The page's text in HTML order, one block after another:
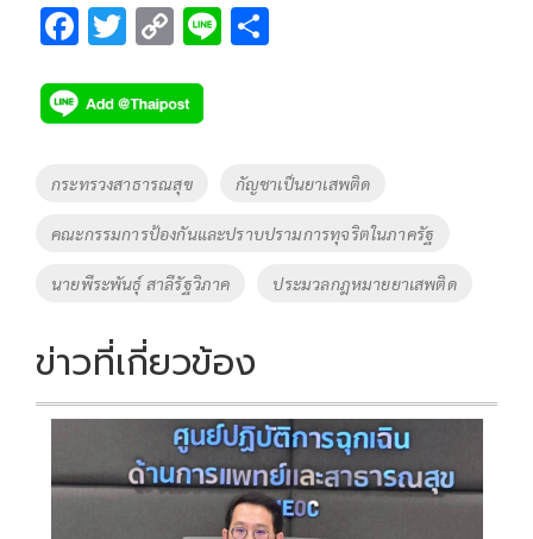
F
e
b
o
k
T
tt
er
C
p
y
Li
n
k
Li
Tags
กระทรวงสาธารณสุข กัญชาเป็นยาเสพติด
คณะกรรมการป้องกันและปราบปรามการทุจริตในภาครัฐ
นายพีระพันธุ์ สาลีรัฐวิภาค ประมวลกฎหมายยาเสพติด
ข่าวที่เกี่ยวข้อง